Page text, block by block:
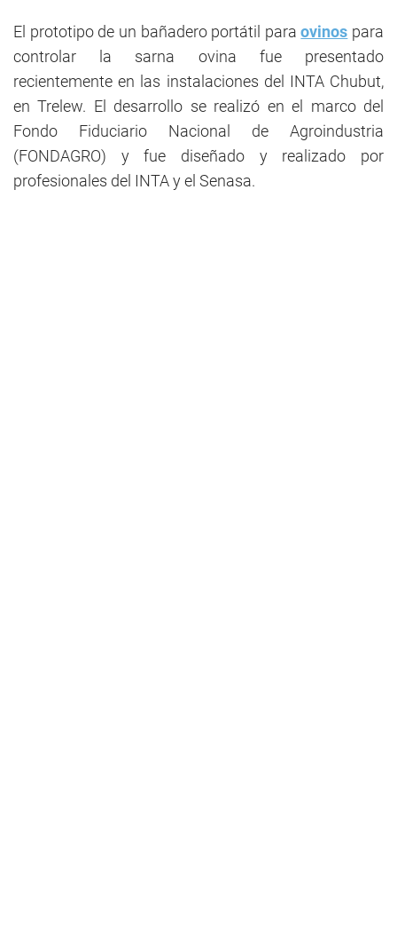
El prototipo de un bañadero portátil paraovinos para
controlar la sarna ovina fue presentado
recientemente en las instalaciones del INTA Chubut,
en Trelew. El desarrollo se realizó en el marco del
Fondo Fiduciario Nacional de Agroindustria
(FONDAGRO) y fue diseñado y realizado por
profesionales del INTA y el Senasa.